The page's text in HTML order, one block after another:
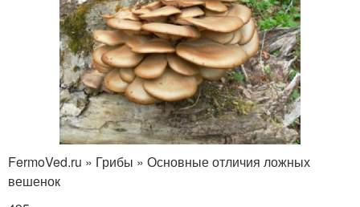
FermoVed.ru » Грибы » Основные отличия ложных
вешенок